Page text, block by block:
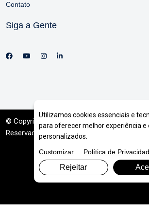
Contato
Siga a Gente
© Copyright 2026. DIVIA Marketing Digital .
Reservados
Utilizamos cookies essenciais e
para oferecer melhor experiência e
personalizados.
Customizar
Política de
Rejeitar